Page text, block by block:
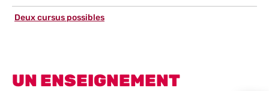
Deux cursus possibles
UN ENSEIGNEMENT